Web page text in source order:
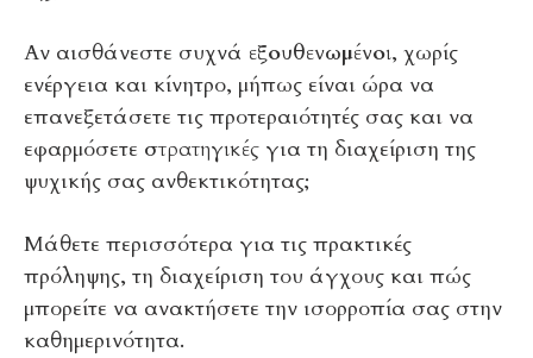
Αν αισθάνεστε συχνά εξουθενωμένοι, χωρίς
ενέργεια και κίνητρο, μήπως είναι ώρα να
επανεξετάσετε τις προτεραιότητές σας και να
εφαρμόσετε στρατηγικές για τη διαχείριση της
ψυχικής σας ανθεκτικότητας;
Μάθετε περισσότερα για τις πρακτικές
πρόληψης, τη διαχείριση του άγχους και πώς
μπορείτε να ανακτήσετε την ισορροπία σας στην
καθημερινότητα.